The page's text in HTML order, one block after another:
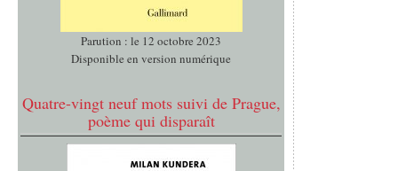
Parution : le 12 octobre 2023
Disponible en version numérique
Quatre-vingt neuf mots suivi de Prague,
poème qui disparaît